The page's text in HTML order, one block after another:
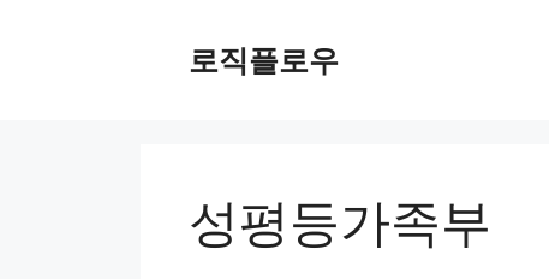
로직플로우
성평등가족부